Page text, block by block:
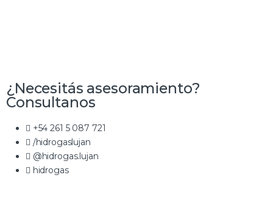
¿Necesitás asesoramiento?
Consultanos
+54 261 5 087 721
/hidrogaslujan
@hidrogas.lujan
hidrogas